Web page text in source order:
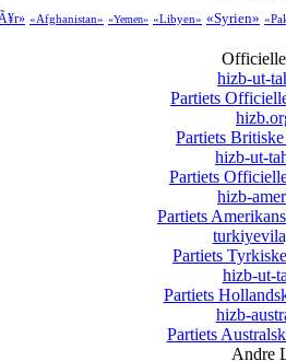
«Afghanistan» «Yemen» «Libyen» «Syrien»
hizb-ut-
Partiets
Partiets
hizb-ut-
Partiets
hizb-
Partiets
Partiets
hizb-ut-
Partiets
hizb-
Partiets
Andre